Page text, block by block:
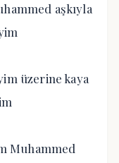
aşkıyla
üzerine kaya
Muhammed